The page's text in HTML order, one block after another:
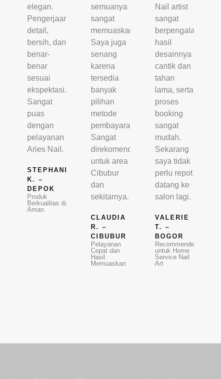
elegan.
Pengerjaannya
detail,
bersih, dan
benar-
benar
sesuai
ekspektasi.
Sangat
puas
dengan
pelayanan
Aries Nail.
STEPHANIE
K. –
DEPOK
Produk
Berkualitas dan
Aman
semuanya
sangat
memuaskan.
Saya juga
senang
karena
tersedia
banyak
pilihan
metode
pembayaran.
Sangat
direkomendasikan
untuk area
Cibubur
dan
sekitarnya.
CLAUDIA
R. –
CIBUBUR
Pelayanan
Cepat dan
Hasil
Memuaskan
Nail artist
sangat
berpengalaman,
hasil
desainnya
cantik dan
tahan
lama, serta
proses
booking
sangat
mudah.
Sekarang
saya tidak
perlu repot
datang ke
salon lagi.
VALERIE
T. –
BOGOR
Recommended
untuk Home
Service Nail
Art